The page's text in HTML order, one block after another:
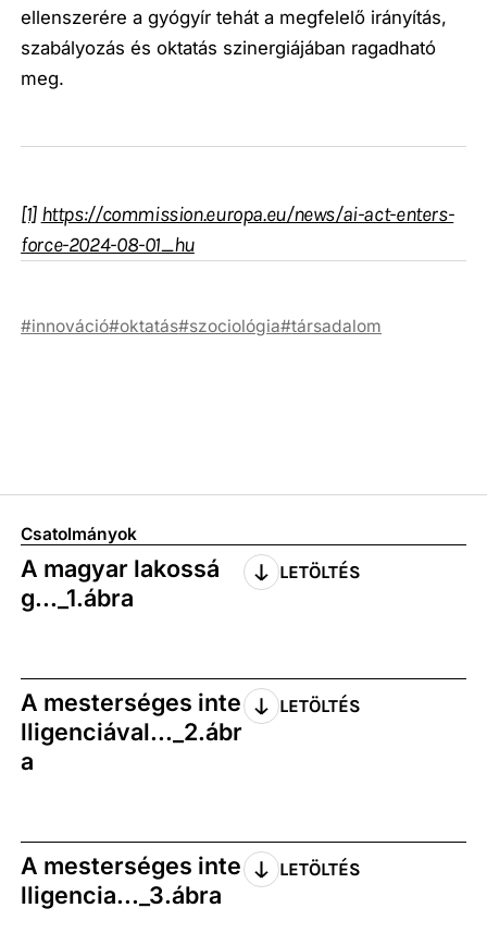
ellenszerére a gyógyír tehát a megfelelő irányítás,
szabályozás és oktatás szinergiájában ragadható
meg.
[1] https://commission.europa.eu/news/ai-act-enters-
force-2024-08-01_hu
innováció oktatás szociológia társadalom
Csatolmányok
A magyar lakossá
g..._1.ábra
LETÖLTÉS
A mesterséges inte
lligenciával..._2.ábr
a
LETÖLTÉS
A mesterséges inte
lligencia..._3.ábra
LETÖLTÉS